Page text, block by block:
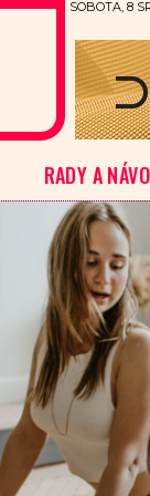
SOBOTA, 8
RADY A